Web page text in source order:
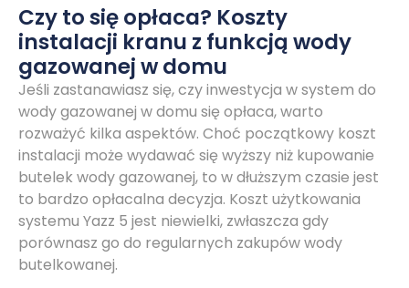
Czy to się opłaca? Koszty
instalacji kranu z funkcją wody
gazowanej w domu
Jeśli zastanawiasz się, czy inwestycja w system do
wody gazowanej w domu się opłaca, warto
rozważyć kilka aspektów. Choć początkowy koszt
instalacji może wydawać się wyższy niż kupowanie
butelek wody gazowanej, to w dłuższym czasie jest
to bardzo opłacalna decyzja. Koszt użytkowania
systemu Yazz 5 jest niewielki, zwłaszcza gdy
porównasz go do regularnych zakupów wody
butelkowanej.